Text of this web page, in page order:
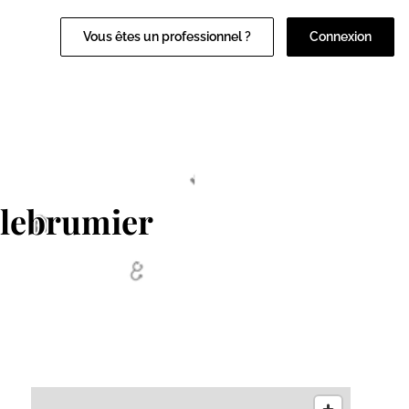
Vous êtes un professionnel ? Connexion